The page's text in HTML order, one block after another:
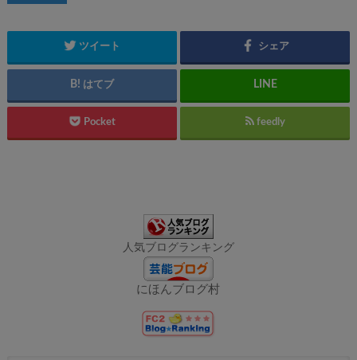
ツイート シェア
はてブ
Pocket feedly
人気ブログランキング
にほんブログ村